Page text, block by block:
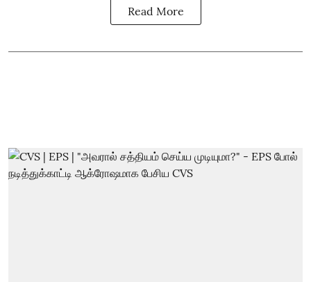
Read More